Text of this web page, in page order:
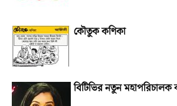
কৌতুক কণিকা
বিটিভির নতুন